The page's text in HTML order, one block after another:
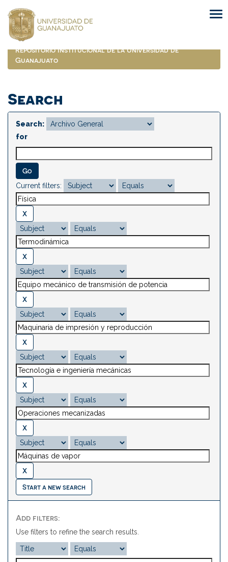
navigation
Repositorio Institucional de la Universidad de
Guanajuato
Search
Search:
for
Current filters:
Start a new search
Add filters:
Use filters to refine the search results.